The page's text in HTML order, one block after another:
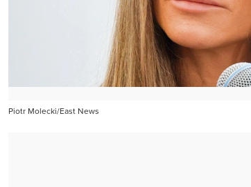
Piotr Molecki/East News